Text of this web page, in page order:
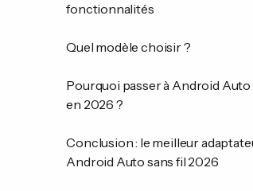
fonctionnalités
Quel modèle choisir ?
Pourquoi passer à Android Auto
en 2026 ?
Conclusion : le meilleur
Android Auto sans fil 2026